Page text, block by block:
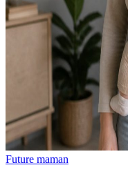
Future maman